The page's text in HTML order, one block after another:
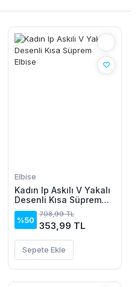
Elbise
Kadın Ip Askılı V Yakalı
Desenli Kısa Süprem
Elbise
%50
708,99 TL
353,99 TL
Sepete Ekle